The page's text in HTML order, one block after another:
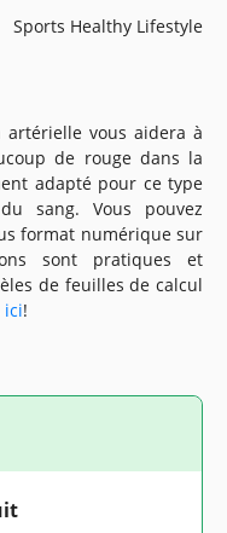
Sports Healthy Lifestyle
vous aidera à
de rouge dans la
adapté pour ce type
sang. Vous pouvez
format numérique sur
sont pratiques et
de feuilles de calcul
ici!